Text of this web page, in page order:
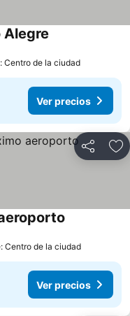
Alegre
Centro de la ciudad
Ver precios
Compartir
Centro de la ciudad
Ver precios